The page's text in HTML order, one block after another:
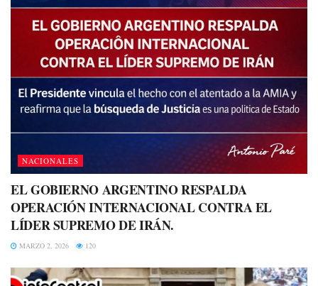
NACIONALES
EL GOBIERNO ARGENTINO RESPALDA
OPERACIÓN INTERNACIONAL CONTRA EL
LÍDER SUPREMO DE IRÁN.
MARZO 2, 2026 120